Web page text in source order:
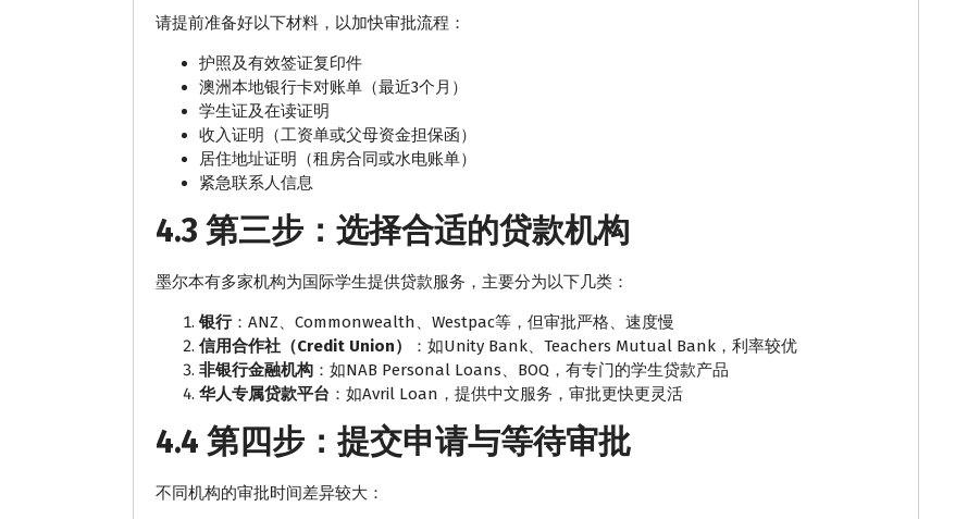
请提前准备好以下材料，以加快审批流程：
护照及有效签证复印件
澳洲本地银行卡对账单（最近3个月）
学生证及在读证明
收入证明（工资单或父母资金担保函）
居住地址证明（租房合同或水电账单）
紧急联系人信息
4.3 第三步：选择合适的贷款机构
墨尔本有多家机构为国际学生提供贷款服务，主要分为以下几类：
银行：ANZ、Commonwealth、Westpac等，但审批严格、速度慢
信用合作社（Credit Union）
：如Unity Bank、Teachers Mutual Bank，利率较优
非银行金融机构 ：如NAB Personal Loans、BOQ，有专门的学生贷款产品
华人专属贷款平台 ：如Avril Loan，提供中文服务，审批更快更灵活
4.4 第四步：提交申请与等待审批
不同机构的审批时间差异较大：